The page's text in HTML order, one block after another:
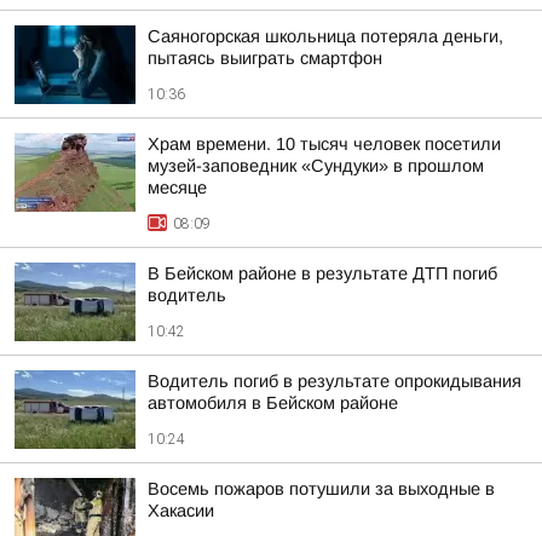
Саяногорская школьница потеряла деньги,
пытаясь выиграть смартфон
10:36
Храм времени. 10 тысяч человек посетили
музей-заповедник «Сундуки» в прошлом
месяце
08:09
В Бейском районе в результате ДТП погиб
водитель
10:42
Водитель погиб в результате опрокидывания
автомобиля в Бейском районе
10:24
Восемь пожаров потушили за выходные в
Хакасии